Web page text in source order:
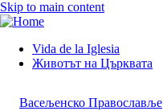
Skip to main content
Header
Vida de la Iglesia
Животът на Църквата
Васељенско Православље